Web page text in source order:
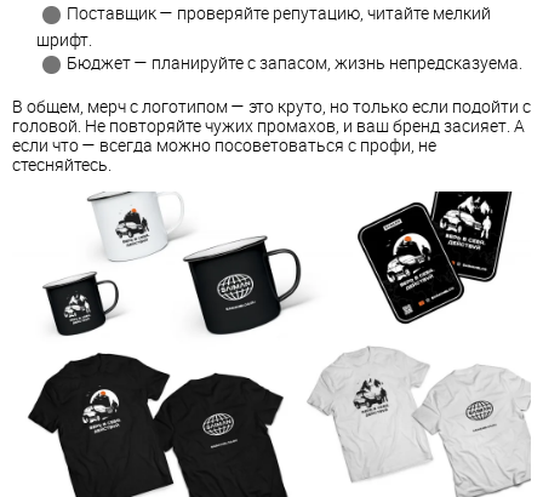
Поставщик — проверяйте репутацию, читайте мелкий
шрифт.
Бюджет — планируйте с запасом, жизнь непредсказуема.
В общем, мерч с логотипом — это круто, но только если подойти с
головой. Не повторяйте чужих промахов, и ваш бренд засияет. А
если что — всегда можно посоветоваться с профи, не
стесняйтесь.